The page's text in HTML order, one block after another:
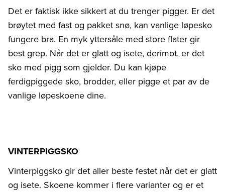
Det er faktisk ikke sikkert at du trenger pigger. Er det
brøytet med fast og pakket snø, kan vanlige løpesko
fungere bra. En myk yttersåle med store flater gir
best grep. Når det er glatt og isete, derimot, er det
sko med pigg som gjelder. Du kan kjøpe
ferdigpiggede sko, brodder, eller pigge et par av de
vanlige løpeskoene dine.
VINTERPIGGSKO
Vinterpiggsko gir det aller beste festet når det er glatt
og isete. Skoene kommer i flere varianter og er et